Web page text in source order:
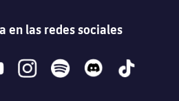
en las redes sociales
instagramspotify discord tiktok